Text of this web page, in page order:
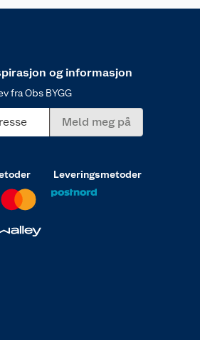
og informasjon
fra Obs BYGG
Meld meg på
Leveringsmetoder